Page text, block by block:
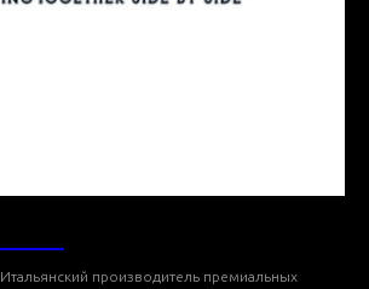
Итальянский производитель премиальных